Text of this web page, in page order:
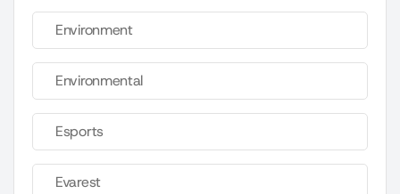
Environment
Environmental
Esports
Evarest